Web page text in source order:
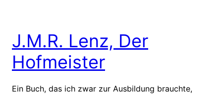
J.M.R. Lenz, Der
Hofmeister
Ein Buch, das ich zwar zur Ausbildung brauchte,